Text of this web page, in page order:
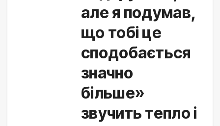
але я подумав,
що тобі це
сподобається
значно
більше»
звучить тепло і